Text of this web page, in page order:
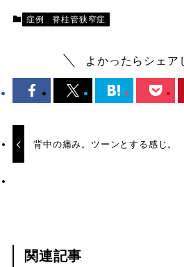
症例 脊柱管狭窄症
よかったらシェア
背中の痛み。ツーンとする感じ。
関連記事